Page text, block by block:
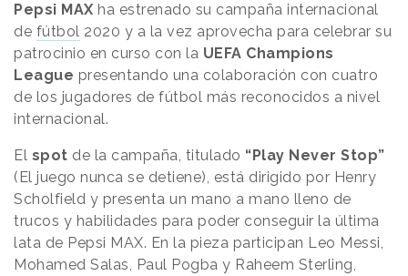
Pepsi MAX ha estrenado su campaña internacional
de fútbol 2020 y a la vez aprovecha para celebrar su
patrocinio en curso con la UEFA Champions
League presentando una colaboración con cuatro
de los jugadores de fútbol más reconocidos a nivel
internacional.
El spot de la campaña, titulado “Play Never Stop”
(El juego nunca se detiene), está dirigido por Henry
Scholfield y presenta un mano a mano lleno de
trucos y habilidades para poder conseguir la última
lata de Pepsi MAX. En la pieza participan Leo Messi,
Mohamed Salas, Paul Pogba y Raheem Sterling,